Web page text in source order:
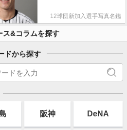
12球団新加入選手写真名鑑
ス&コラムを探す
ドから探す
阪神 DeNA